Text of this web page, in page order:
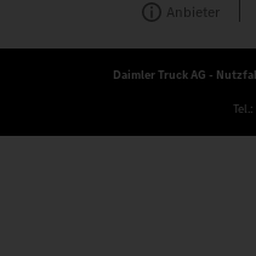
Anbieter
Daimler Truck AG -
Tel.: